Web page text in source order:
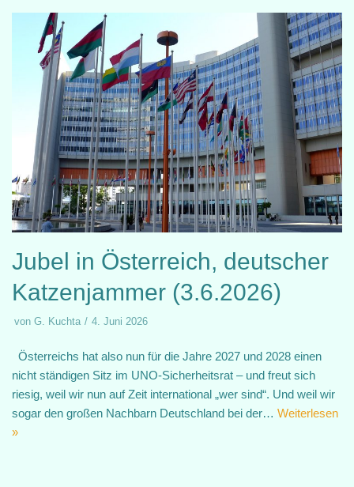
Jubel in Österreich, deutscher
Katzenjammer (3.6.2026)
von G. Kuchta 4. Juni 2026
Österreichs hat also nun für die Jahre 2027 und 2028 einen
nicht ständigen Sitz im UNO-Sicherheitsrat – und freut sich
riesig, weil wir nun auf Zeit international „wer sind“. Und weil wir
sogar den großen Nachbarn Deutschland bei der… Weiterlesen
»